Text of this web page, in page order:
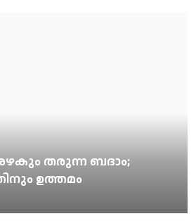
തരുന്ന ബദാം;
ഉത്തമം